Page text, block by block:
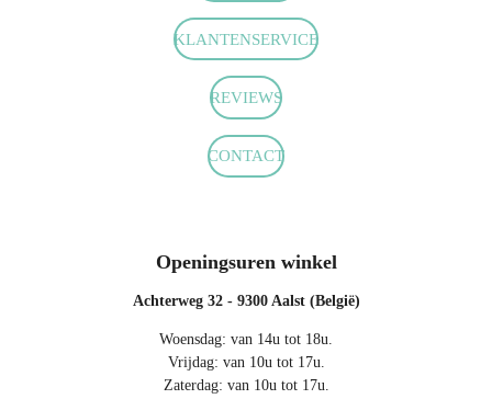
o
r
m
p
KLANTENSERVICE
REVIEWS
CONTACT
Openingsuren winkel
Achterweg 32 - 9300 Aalst (België)
Woensdag: van 14u tot 18u.
Vrijdag: van 10u tot 17u.
Zaterdag: van 10u tot 17u.